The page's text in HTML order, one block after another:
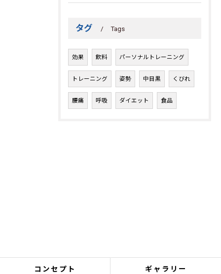
タグ Tags
効果 飲料 パーソナルトレーニング
トレーニング 姿勢 中目黒 くびれ
腰痛 呼吸 ダイエット 食品
コンセプト ギャラリー